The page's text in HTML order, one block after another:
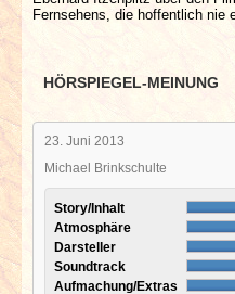
Fernsehens, die hoffentlich nie
HÖRSPIEGEL-MEINUNG
23. Juni 2013
Michael Brinkschulte
Story/Inhalt
Atmosphäre
Darsteller
Soundtrack
Aufmachung/Extras